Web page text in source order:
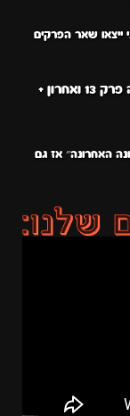
שאר הפרקים
גולדן קמואי העונה האחרונה פרק 13 ואחרון +
האחרונה״ אז גם